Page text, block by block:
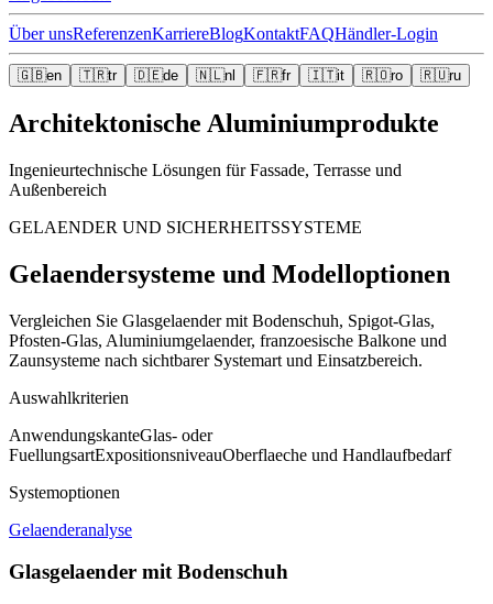
Über unsReferenzenKarriereBlogKontaktFAQHändler-Login
🇬🇧en 🇹🇷tr 🇩🇪de 🇳🇱nl 🇫🇷fr 🇮🇹it 🇷🇴ro 🇷🇺ru
Architektonische Aluminiumprodukte
Ingenieurtechnische Lösungen für Fassade, Terrasse und
Außenbereich
GELAENDER UND SICHERHEITSSYSTEME
Gelaendersysteme und Modelloptionen
Vergleichen Sie Glasgelaender mit Bodenschuh, Spigot-Glas,
Pfosten-Glas, Aluminiumgelaender, franzoesische Balkone und
Zaunsysteme nach sichtbarer Systemart und Einsatzbereich.
Auswahlkriterien
AnwendungskanteGlas- oder
FuellungsartExpositionsniveauOberflaeche und Handlaufbedarf
Systemoptionen
Gelaenderanalyse
Glasgelaender mit Bodenschuh